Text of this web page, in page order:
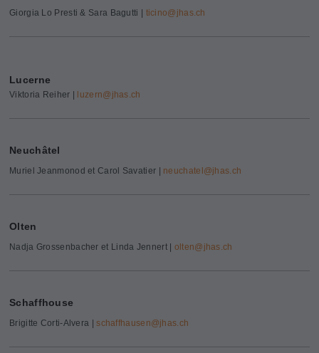
Giorgia Lo Presti & Sara Bagutti | ticino@ jhas.ch
Lucerne
Viktoria Reiher | luzern@ jhas.ch
Neuchâtel
Muriel Jeanmonod et Carol Savatier | neuchatel@jhas.ch
Olten
Nadja Grossenbacher et Linda Jennert | olten@ jhas.ch
Schaffhouse
Brigitte Corti-Alvera |schaffhausen@jhas.ch